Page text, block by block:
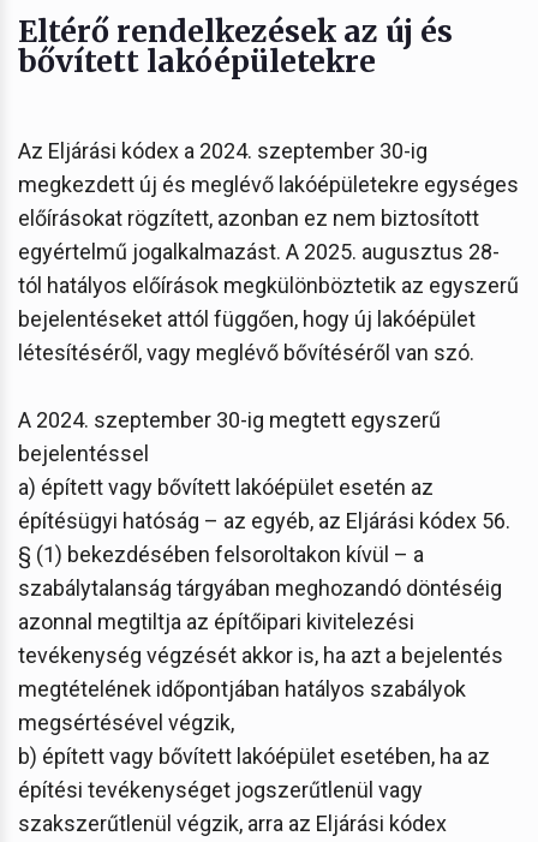
Eltérő rendelkezések az új és
bővített lakóépületekre
Az Eljárási kódex a 2024. szeptember 30-ig
megkezdett új és meglévő lakóépületekre egységes
előírásokat rögzített, azonban ez nem biztosított
egyértelmű jogalkalmazást. A 2025. augusztus 28-
tól hatályos előírások megkülönböztetik az egyszerű
bejelentéseket attól függően, hogy új lakóépület
létesítéséről, vagy meglévő bővítéséről van szó.
A 2024. szeptember 30-ig megtett egyszerű
bejelentéssel
a) épített vagy bővített lakóépület esetén az
építésügyi hatóság – az egyéb, az Eljárási kódex 56.
§ (1) bekezdésében felsoroltakon kívül – a
szabálytalanság tárgyában meghozandó döntéséig
azonnal megtiltja az építőipari kivitelezési
tevékenység végzését akkor is, ha azt a bejelentés
megtételének időpontjában hatályos szabályok
megsértésével végzik,
b) épített vagy bővített lakóépület esetében, ha az
építési tevékenységet jogszerűtlenül vagy
szakszerűtlenül végzik, arra az Eljárási kódex